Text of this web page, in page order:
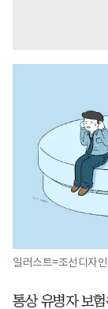
일러스트=조선디자
통상 유병자 보